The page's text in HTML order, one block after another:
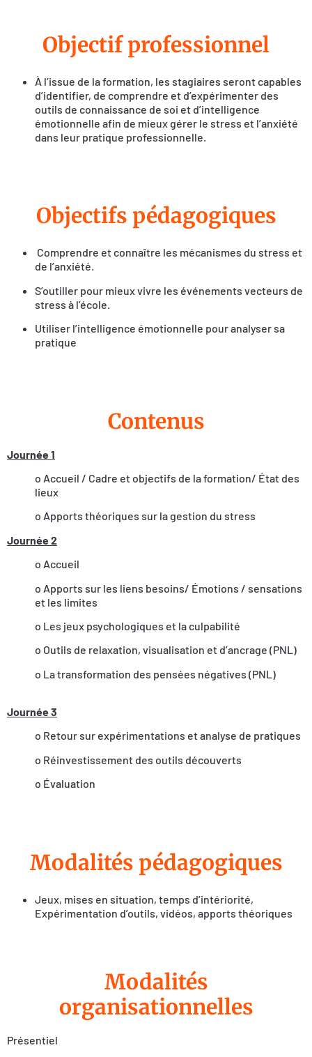
Objectif professionnel
À l’issue de la formation, les stagiaires seront capables
d’identifier, de comprendre et d’expérimenter des
outils de connaissance de soi et d’intelligence
émotionnelle afin de mieux gérer le stress et l’anxiété
dans leur pratique professionnelle.
Objectifs pédagogiques
Comprendre et connaître les mécanismes du stress et
de l’anxiété.
S’outiller pour mieux vivre les événements vecteurs de
stress à l’école.
Utiliser l’intelligence émotionnelle pour analyser sa
pratique
Contenus
Journée 1
o Accueil / Cadre et objectifs de la formation/ État des
lieux
o Apports théoriques sur la gestion du stress
Journée 2
o Accueil
o Apports sur les liens besoins/ Émotions / sensations
et les limites
o Les jeux psychologiques et la culpabilité
o Outils de relaxation, visualisation et d’ancrage (PNL)
o La transformation des pensées négatives (PNL)
Journée 3
o Retour sur expérimentations et analyse de pratiques
o Réinvestissement des outils découverts
o Évaluation
Modalités pédagogiques
Jeux, mises en situation, temps d’intériorité,
Expérimentation d’outils, vidéos, apports théoriques
Modalités
organisationnelles
Présentiel